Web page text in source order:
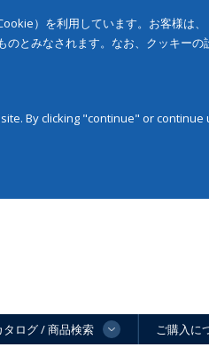
）を利用しています。お客様は
とみなされます。なお、クッキーの
By clicking "continue" or
タログ / 商品検索 ご購入に